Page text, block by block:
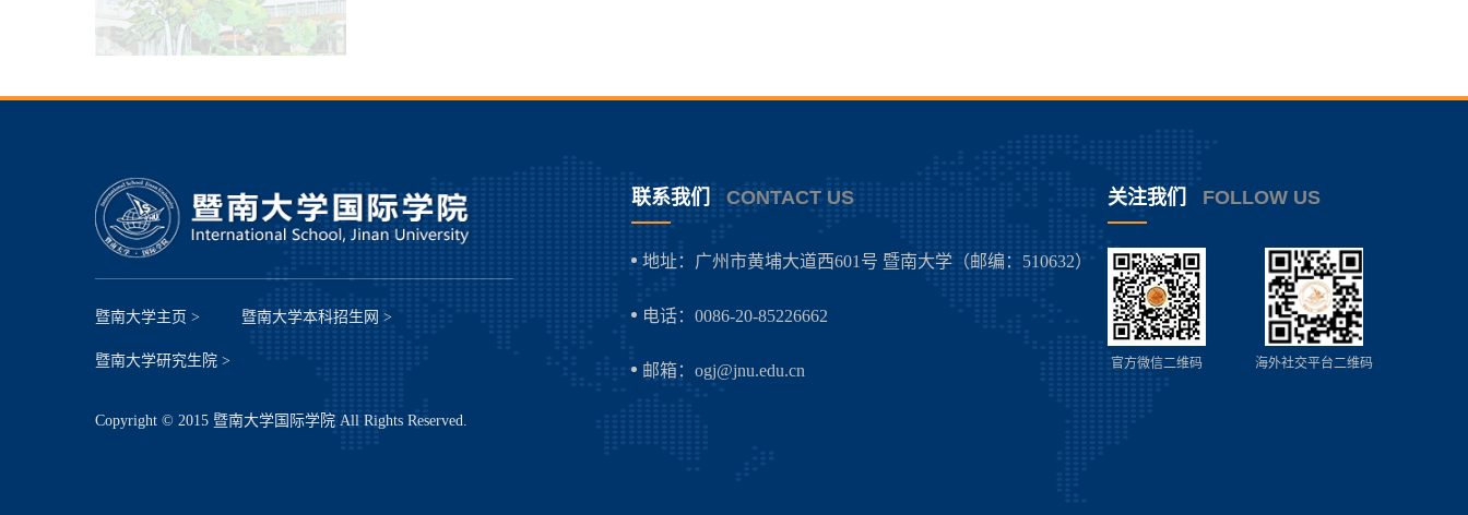
暨南大学主页 > 暨南大学本科招生网 >
暨南大学研究生院 >
Copyright © 2015 暨南大学国际学院 All Rights Reserved.
联系我们 CONTACT US
地址：广州市黄埔大道西601号 暨南大学（邮编：510632）
电话：0086-20-85226662
邮箱：ogj@jnu.edu.cn
关注我们 FOLLOW US
官方微信二维码 海外社交平台二维码